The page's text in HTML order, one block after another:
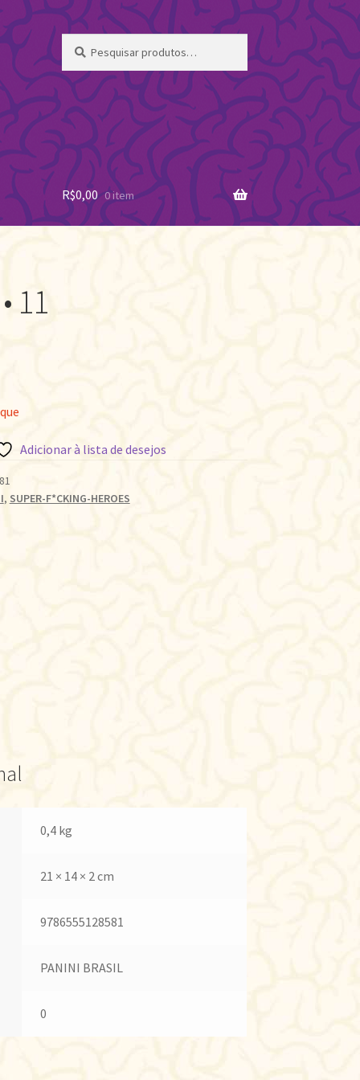
por:
R$0,00 0 item
11
Adicionar à lista de desejos
, SUPER-F*CKING-HEROES
0,4 kg
21 × 14 × 2 cm
9786555128581
PANINI BRASIL
0